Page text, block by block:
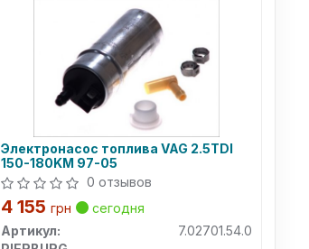
Электронасос топлива VAG 2.5TDI
150-180KM 97-05
0 отзывов
4 155грн
сегодня
Артикул:
7.02701.54.0